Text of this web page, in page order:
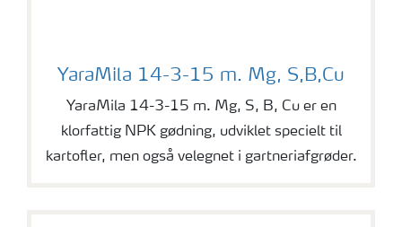
YaraMila 14-3-15 m. Mg, S,B,Cu
YaraMila 14-3-15 m. Mg, S, B, Cu er en
klorfattig NPK gødning, udviklet specielt til
kartofler, men også velegnet i gartneriafgrøder.